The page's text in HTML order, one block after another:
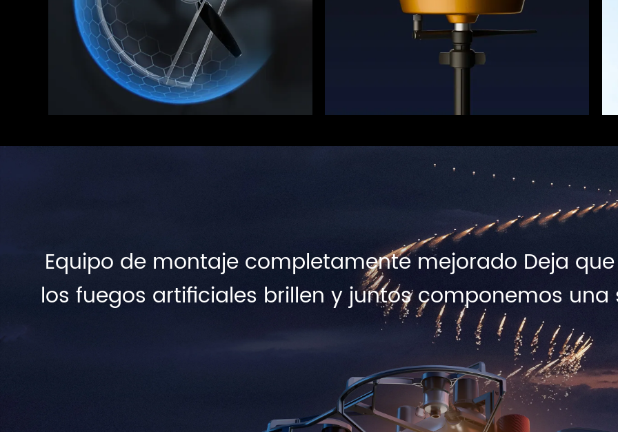
Equipo de montaje completamente mejorado Deja
los fuegos artificiales brillen y juntos componemos